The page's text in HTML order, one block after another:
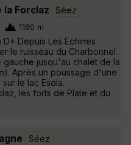
la Forclaz Séez
1160 m
D+ Depuis Les Echines
le ruisseau du Charbonnel
gauche jusqu'au chalet de la
Après un poussage d'une
le lac Esola.
les forts de Plate et du
Séez